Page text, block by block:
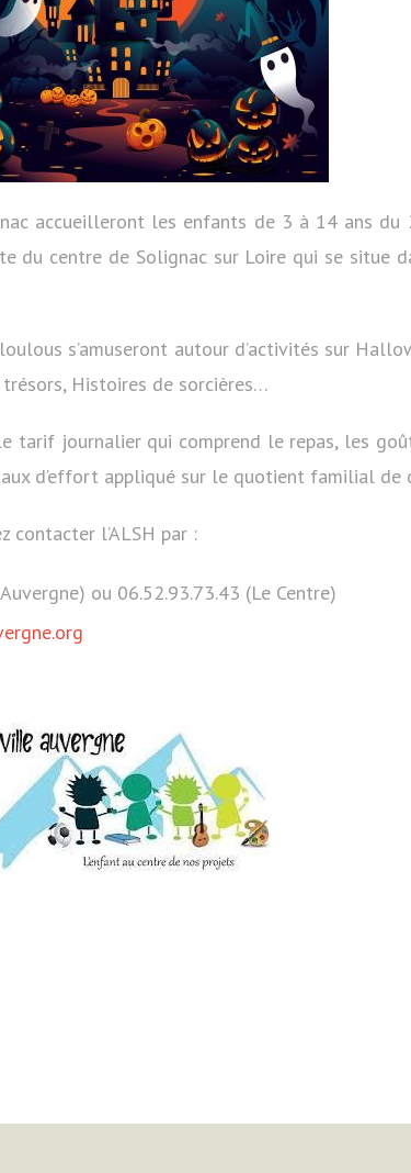
accueilleront les enfants de 3 à 14 ans
du centre de Solignac sur Loire qui se situe
s’amuseront autour d’activités sur
trésors, Histoires de sorcières…
tarif journalier qui comprend le repas, les
d’effort appliqué sur le quotient familial de
contacter l’ALSH par :
ou 06.52.93.73.43 (Le Centre)